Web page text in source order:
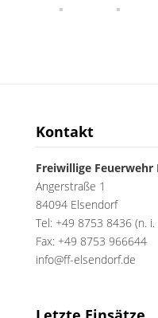
Kontakt
Freiwillige Feuerwehr
Angerstraße 1
84094 Elsendorf
Tel: +49 8753 8436 (n.
Fax: +49 8753 966644
info@ff-elsendorf.de